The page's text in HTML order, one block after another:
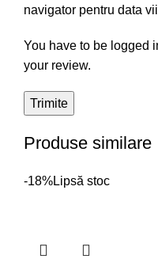
navigator pentru data
You have to be logged
your review.
Produse similare
-18%Lipsă stoc